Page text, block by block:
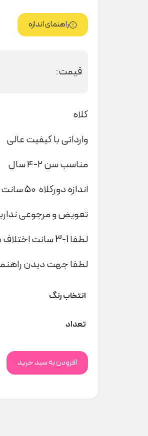
راهنمای اندازه
قیمت:
کلاه
وارداتی با کیفیت عالی
مناسب سن ۲-۴ سال
اندازه دورکلاه ۵۰ سانت
تعویض و مرجوعی
لطفا 1-3 سانت اختلاف در اندازه گیری را لحاظ کنید
لطفا جهت دیدن
انتخاب رنگ
تعداد
افزودن به سبد خرید